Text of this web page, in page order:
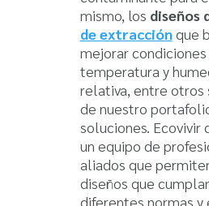
mismo, los diseños
de extracciónque
mejorar
temperatura y
relativa, entre otros
de nuestro
soluciones. Ecovivir
un equipo de
aliados que
diseños que
diferentes normas y